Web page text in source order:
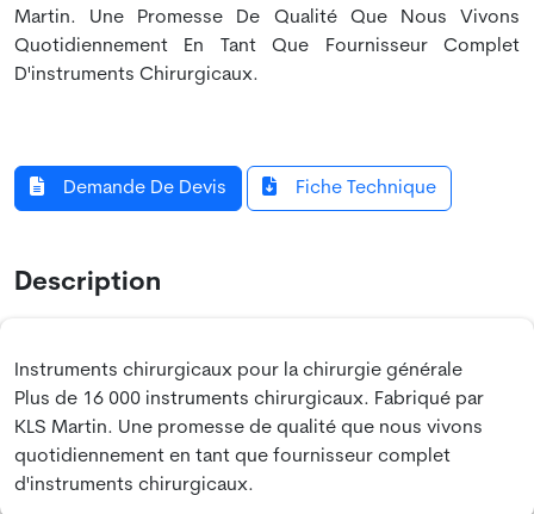
Martin. Une Promesse De Qualité Que Nous Vivons
Quotidiennement En Tant Que Fournisseur Complet
D'instruments Chirurgicaux.
Demande De Devis Fiche Technique
Description
Instruments chirurgicaux pour la chirurgie générale
Plus de 16 000 instruments chirurgicaux. Fabriqué par
KLS Martin. Une promesse de qualité que nous vivons
quotidiennement en tant que fournisseur complet
d'instruments chirurgicaux.